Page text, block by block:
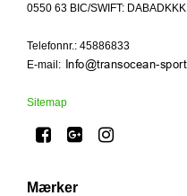
0550 63 BIC/SWIFT: DABADKKK
Telefonnr.: 45886833
E-mail :
Sitemap
Mærker